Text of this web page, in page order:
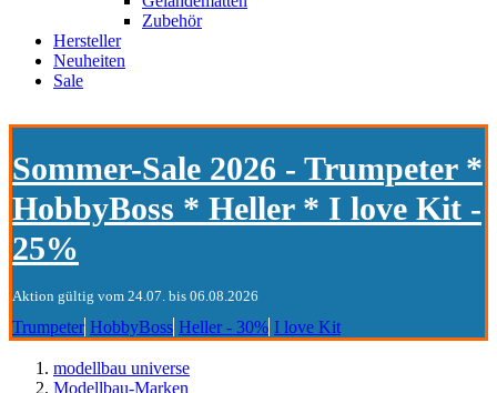
Zubehör
Hersteller
Neuheiten
Sale
Sommer-Sale 2026 - Trumpeter *
HobbyBoss * Heller * I love Kit -
25%
Aktion gültig vom 24.07. bis 06.08.2026
Trumpeter HobbyBoss Heller - 30% I love Kit
modellbau universe
Modellbau-Marken